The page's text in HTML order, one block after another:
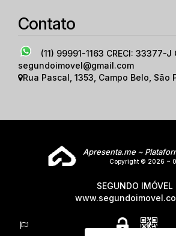
Contato
(11) 99991-1163 CRECI: 33377-J
segundoimovel@gmail.com
Rua Pascal 1353 Campo Belo São
Apresenta.me ~
Copyright © 2026 ~
SEGUNDO IMÓVEL